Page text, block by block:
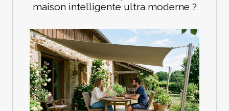
maison intelligente ultra moderne ?